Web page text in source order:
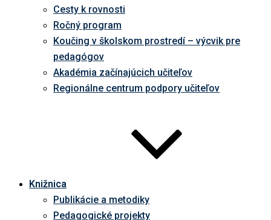
Cesty k rovnosti
Ročný program
Koučing v školskom prostredí – výcvik pre
pedagógov
Akadémia začínajúcich učiteľov
Regionálne centrum podpory učiteľov
Knižnica
Publikácie a metodiky
Pedagogické projekty